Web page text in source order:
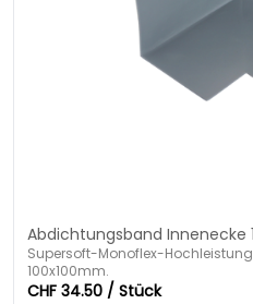
Abdichtungsband Innenecke
Supersoft-Monoflex-
100x100mm.
CHF 34.50 / Stück